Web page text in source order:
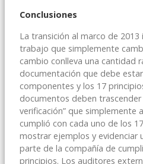
Conclusiones
La transición al marco de
trabajo que simplemente
cambio conlleva una cantidad
documentación que debe
componentes y los 17
documentos deben
verificación” que simplemente
cumplió con cada uno de los
mostrar ejemplos y evidenciar
parte de la compañía de
principios. Los auditores